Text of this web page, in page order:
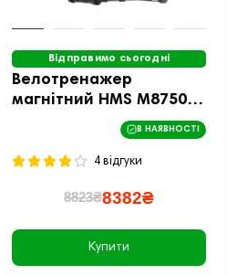
Відправимо сьогодні
Велотренажер
магнітний HMS M8750
В НАЯВНОСТІ
4 відгуки
8823₴8382₴
Купити